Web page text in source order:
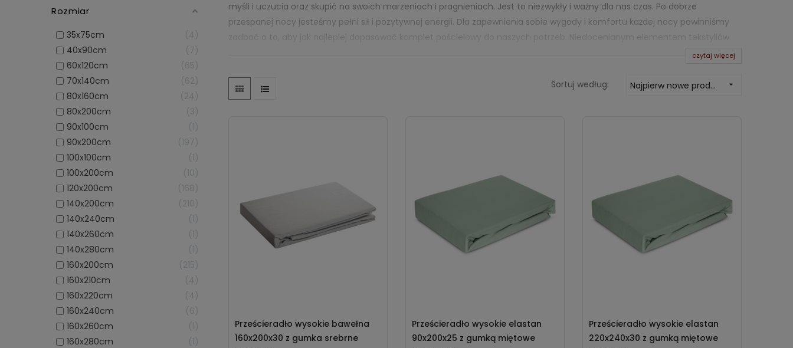
Rozmiar
35x75cm
4
40x90cm
7
60x120cm
65
70x140cm
62
80x160cm
24
80x200cm
3
90x100cm
1
90x200cm
197
100x100cm
1
100x200cm
10
120x200cm
168
140x200cm
210
140x240cm
1
140x260cm
1
140x280cm
1
160x200cm
215
160x210cm
4
160x220cm
4
160x240cm
6
160x260cm
1
160x280cm
1
myśli i uczucia oraz skupić na swoich marzeniach i pragnieniach. Jest to niezwykły i ważny dla nas czas. Po dobrze
przespanej nocy jesteśmy pełni sił i pozytywnej energii. Dla zapewnienia sobie wygody i komfortu każdej nocy powinniśmy
, a to przecież ono ma bezpośredni kontakt z naszą skórą przez cała noc. W jaki sposób
W sklepie polskiekoldry.pl znajdziemy wysokiej klasy
najlepszych polskich producentów, renomowanych marek
DARYMEX, EUROFIRANY, GRENO, MATEX i TERRAPIA. Produkty wykonane zostały ze starannie wyselekcjonowanych tkanin
prześcieradła 90x200
lub w przypadku szerszych łóżek
jednoosobowych
. Wszyscy, którzy korzystają z uroków spania na wersalce lub na wąskich łóżkach
dwuosobowych docenią wyjątkowe właściwości użytkowe, jakie zapewniają
prześcieradła 120x200
. Najlepszym wyborem dla
śpiących na sofach z funkcją spania są
prześcieradła 140x200
. Pary docenią wygodę i znakomite dopasowanie, jakie oferują
prześcieradła 160x200, typowe dla łóżek dwuosobowych. Wielbiciele swobody zachwycą się niezwykłą jakością wykonania
oraz miękkością, którą dają
Prześcieradła 200x220
zadowolą wszystkich użytkowników materaców w
czytaj więcej
Sortuj według: Najpierw nowe produkty 
Prześcieradło wysokie bawełna
160x200x30 z gumka srebrne
Prześcieradło wysokie elastan
90x200x25 z gumką miętowe
Prześcieradło wysokie elastan
220x240x30 z gumką miętowe